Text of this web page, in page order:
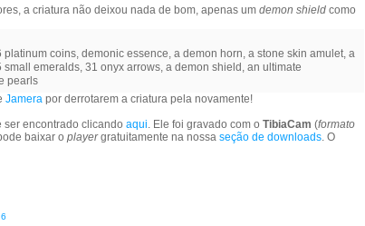
a criatura não deixou nada de bom, apenas um demon shield como
platinum coins, demonic essence, a demon horn, a stone skin amulet, a
small emeralds, 31 onyx arrows, a demon shield, an ultimate
pearls
Jamera por derrotarem a criatura pela novamente!
ser encontrado clicando aqui. Ele foi gravado com o TibiaCam (formato
baixar o playergratuitamente na nossa seção de downloads. O